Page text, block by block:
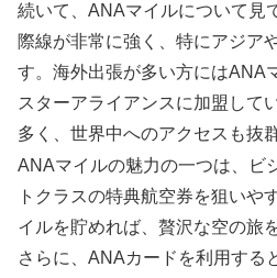
続いて、ANAマイルについて見
際線が非常に強く、特にアジア
す。海外出張が多い方にはANA
スターアライアンスに加盟して
多く、世界中へのアクセスも抜
ANAマイルの魅力の一つは、ビ
トクラスの特典航空券を狙いや
イルを貯めれば、贅沢な空の旅
さらに、ANAカードを利用する